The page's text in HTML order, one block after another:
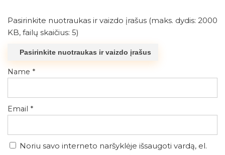
Pasirinkite nuotraukas ir vaizdo įrašus (maks. dydis: 2000
KB, failų skaičius: 5)
Pasirinkite nuotraukas ir vaizdo įrašus
Name *
Email *
Noriu savo interneto naršyklėje išsaugoti vardą, el.